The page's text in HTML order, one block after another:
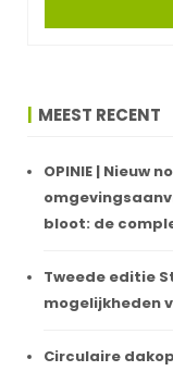
MEEST RECENT
OPINIE | Nieuw
bloot: de
Tweede editie
mogelijkheden
Circulaire